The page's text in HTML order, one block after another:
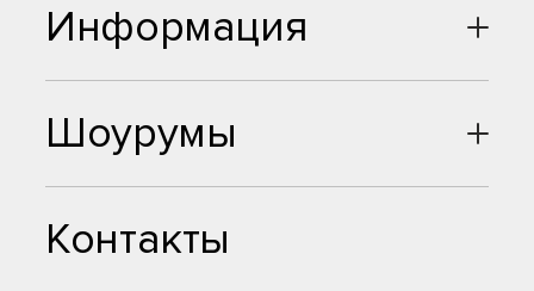
Шоурумы
Контакты
Информация